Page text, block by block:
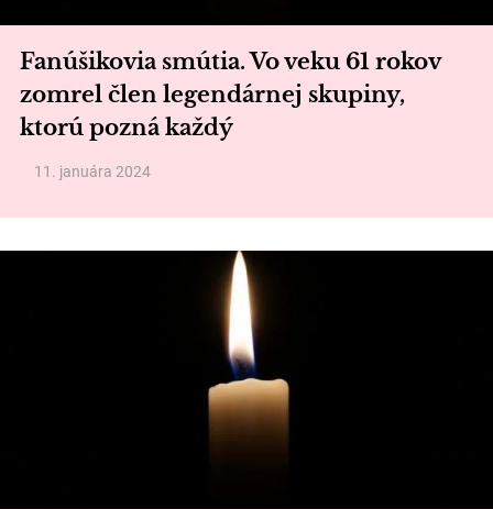
Fanúšikovia smútia. Vo veku 61 rokov
zomrel člen legendárnej skupiny,
ktorú pozná každý
11. januára 2024